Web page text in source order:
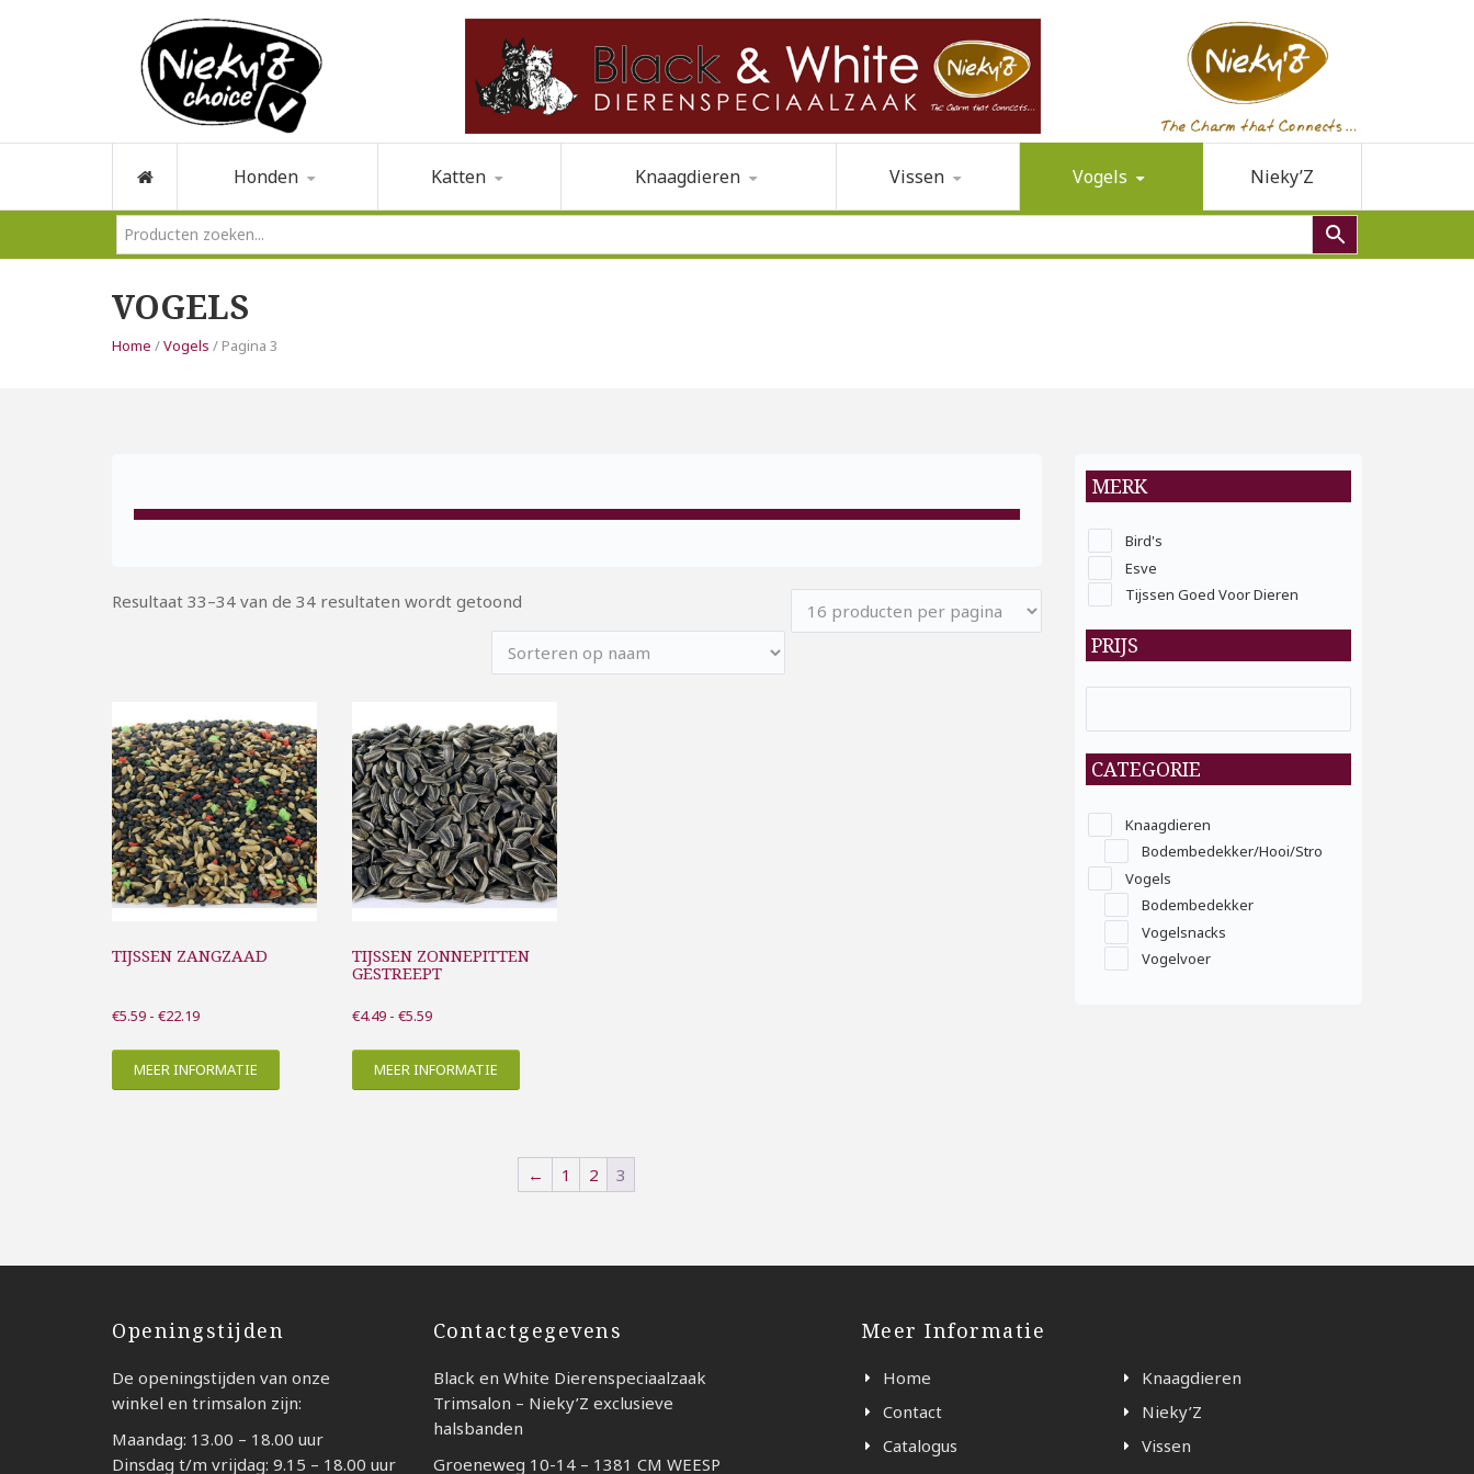
Honden Katten Knaagdieren Vissen Vogels Nieky’Z
VOGELS
Home /Vogels / Pagina 3
Resultaat 33–34 van de 34 resultaten wordt getoond
TIJSSEN ZANGZAAD
€5.59 - €22.19Prijsklasse:
tot
€22.19
MEER INFORMATIE
TIJSSEN ZONNEPITTEN
GESTREEPT
€4.49 - €5.59Prijsklasse:
tot
€5.59
MEER INFORMATIE
← 1 2 3
MERK
Bird's
Esve
Tijssen Goed Voor Dieren
PRIJS
CATEGORIE
Knaagdieren
Bodembedekker/Hooi/Stro
Vogels
Bodembedekker
Vogelsnacks
Vogelvoer
Openingstijden
De openingstijden van onze
winkel en trimsalon zijn:
Maandag: 13.00 – 18.00 uur
Dinsdag t/m vrijdag: 9.15 – 18.00 uur
Contactgegevens
Black en White Dierenspeciaalzaak
Trimsalon – Nieky’Z exclusieve
halsbanden
Groeneweg 10-14 – 1381 CM WEESP
Meer Informatie
Home
Contact
Catalogus
Knaagdieren
Nieky’Z
Vissen